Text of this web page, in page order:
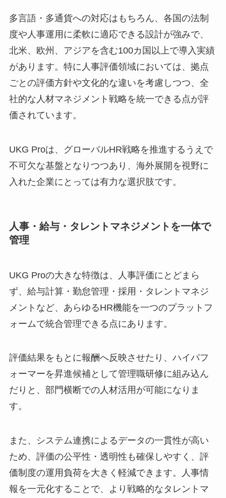
多言語・多通貨への対応はもちろん、各国の法制
度や人事運用に柔軟に適応できる設計が強みで、
北米、欧州、アジアを含む100カ国以上で導入実績
があります。特に人事評価領域においては、拠点
ごとの評価方針や文化的な違いを考慮しつつ、全
社的な人材マネジメント戦略を統一できる点が評
価されています。
UKG Proは、グローバルHR戦略を推進するうえで
不可欠な基盤となりつつあり、海外展開を視野に
入れた企業にとっては有力な選択肢です。
人事・給与・タレントマネジメントを一体で
管理
UKG Proの大きな特徴は、人事評価にとどまら
ず、給与計算・勤怠管理・採用・タレントマネジ
メントなど、あらゆるHR機能を一つのプラットフ
ォームで統合管理できる点にあります。
評価結果をもとに報酬へ反映させたり、ハイパフ
ォーマーを昇進候補として管理職研修に組み込ん
だりと、部門横断での人材活用が可能になりま
す。
また、システム連携によるデータの一貫性が高い
ため、評価の公平性・透明性も確保しやすく、評
価制度の運用負荷を大きく軽減できます。人事情
報を一元化することで、より戦略的なタレントマ